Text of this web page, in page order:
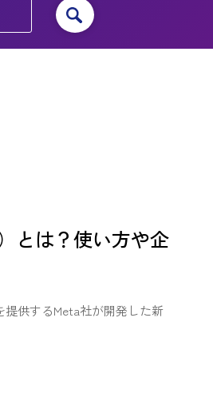
とは？使い方や企
提供するMeta社が開発した新